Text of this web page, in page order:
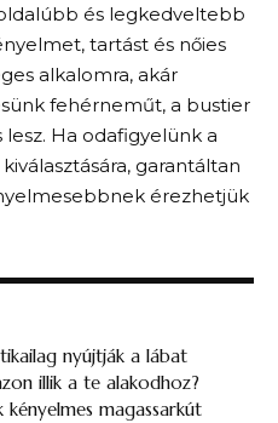
és legkedveltebb
tartást és nőies
alkalomra, akár
fehérneműt, a bustier
lesz. Ha odafigyelünk a
garantáltan
érezhetjük
nyújtják a lábat
illik a te alakodhoz?
kényelmes magassarkút